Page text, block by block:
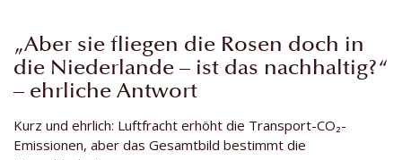
„Aber sie fliegen die Rosen doch in
die Niederlande – ist das nachhaltig?“
– ehrliche Antwort
Kurz und ehrlich: Luftfracht erhöht die Transport-CO₂-
Emissionen, aber das Gesamtbild bestimmt die